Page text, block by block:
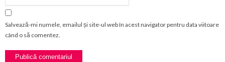
Salvează-mi numele, emailul și site-ul web în acest navigator pentru data viitoare
când o să comentez.